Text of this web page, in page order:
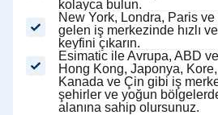
kolayca bulun.
New York, Londra, Paris
gelen iş merkezinde hızlı
keyfini çıkarın.
Esimatic ile Avrupa, ABD ve
Hong Kong, Japonya,
Kanada ve Çin gibi iş
şehirler ve yoğun
alanına sahip olursunuz.